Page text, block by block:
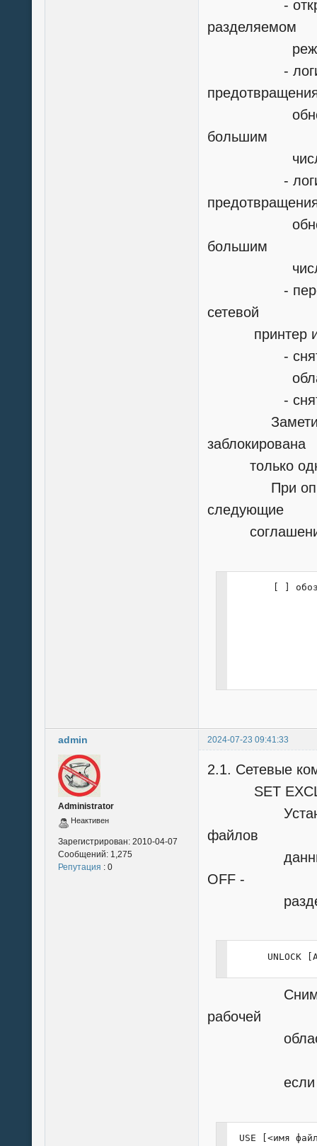
-
разделяемом
-
большим
числом
- логически
большим
числом
-
сетевой
принтер
- снять
- снять
Заметим,
заблокирована
только одна
При
следующие
[ ]
admin 2024-07-23 09:41:33
Administrator
Неактивен
Зарегистрирован: 2010-04-07
Сообщений: 1,275
Репутация : 0
2.1. Сетевые
SET
файлов
данных и
OFF -
UNLOCK
Снимает
рабочей
если
USE [<имя